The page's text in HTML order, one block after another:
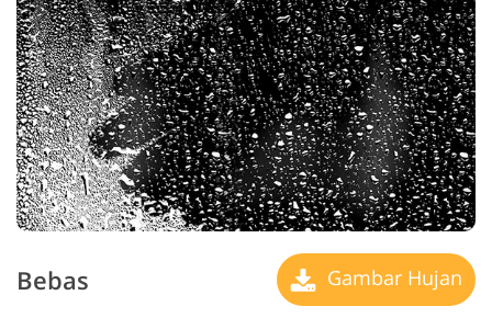
Bebas Gambar Hujan